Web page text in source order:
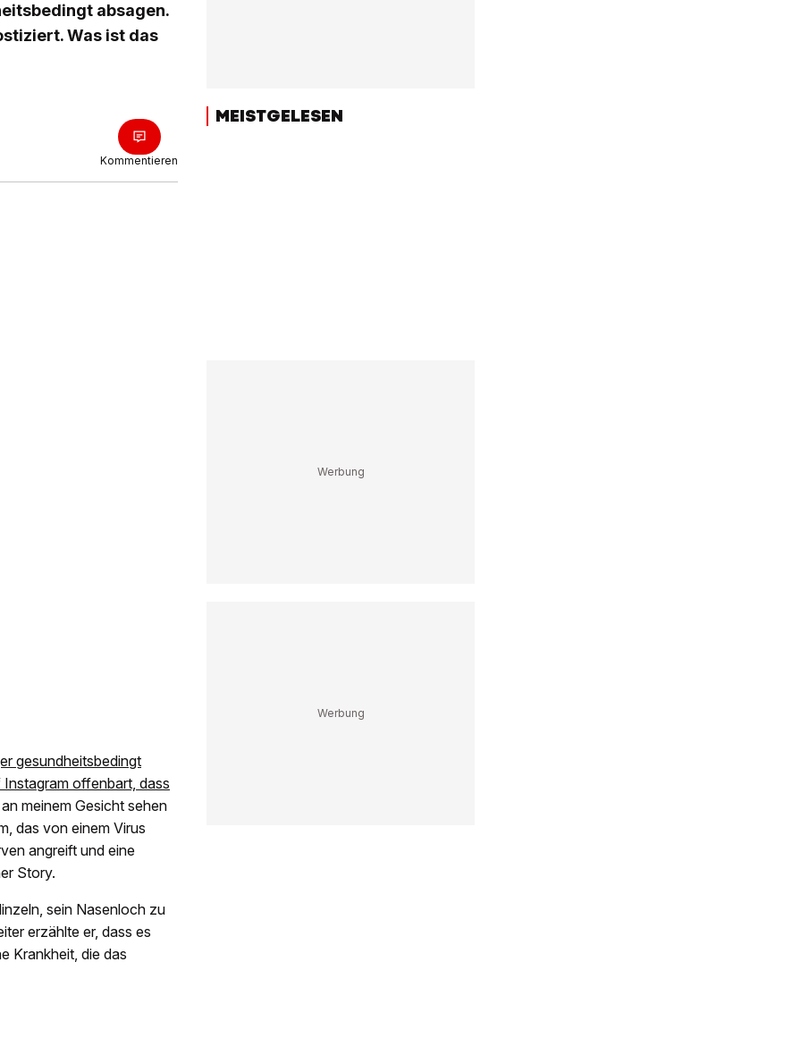
absagen.
Was ist das
Kommentieren
gesundheitsbedingt
offenbart, dass
meinem Gesicht sehen
das von einem Virus
angreift und eine
Story.
sein Nasenloch zu
erzählte er, dass es
Krankheit, die das
MEISTGELESEN